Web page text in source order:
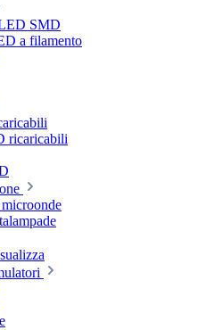
SMD
a filamento
ricaricabili